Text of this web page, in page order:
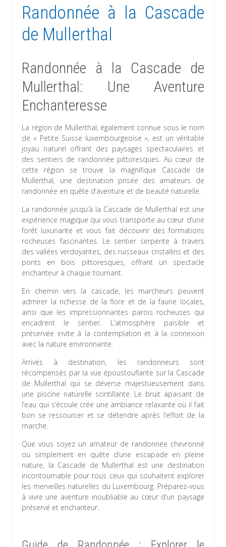
Randonnée à la Cascade
de Mullerthal
Randonnée à la Cascade de
Mullerthal: Une Aventure
Enchanteresse
La région de Mullerthal, également connue sous le nom
de « Petite Suisse luxembourgeoise », est un véritable
joyau naturel offrant des paysages spectaculaires et
des sentiers de randonnée pittoresques. Au cœur de
cette région se trouve la magnifique Cascade de
Mullerthal, une destination prisée des amateurs de
randonnée en quête d’aventure et de beauté naturelle.
La randonnée jusqu’à la Cascade de Mullerthal est une
expérience magique qui vous transporte au cœur d’une
forêt luxuriante et vous fait découvrir des formations
rocheuses fascinantes. Le sentier serpente à travers
des vallées verdoyantes, des ruisseaux cristallins et des
ponts en bois pittoresques, offrant un spectacle
enchanteur à chaque tournant.
En chemin vers la cascade, les marcheurs peuvent
admirer la richesse de la flore et de la faune locales,
ainsi que les impressionnantes parois rocheuses qui
encadrent le sentier. L’atmosphère paisible et
préservée invite à la contemplation et à la connexion
avec la nature environnante.
Arrivés à destination, les randonneurs sont
récompensés par la vue époustouflante sur la Cascade
de Mullerthal qui se déverse majestueusement dans
une piscine naturelle scintillante. Le bruit apaisant de
l’eau qui s’écoule crée une ambiance relaxante où il fait
bon se ressourcer et se détendre après l’effort de la
marche.
Que vous soyez un amateur de randonnée chevronné
ou simplement en quête d’une escapade en pleine
nature, la Cascade de Mullerthal est une destination
incontournable pour tous ceux qui souhaitent explorer
les merveilles naturelles du Luxembourg. Préparez-vous
à vivre une aventure inoubliable au cœur d’un paysage
préservé et enchanteur.